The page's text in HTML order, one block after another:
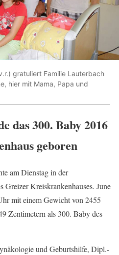
gratuliert Familie Lauterbach
hier mit Mama, Papa und
das 300. Baby 2016
geboren
am Dienstag in der
Kreiskrankenhauses. June
mit einem Gewicht von 2455
Zentimetern als 300. Baby des
und Geburtshilfe, Dipl.-